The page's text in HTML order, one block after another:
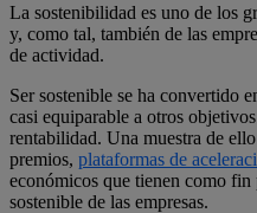
La sostenibilidad es uno de los
y, como tal, también de las
de actividad.
Ser sostenible se ha convertido
casi equiparable a otros
rentabilidad. Una muestra de
premios, plataformas de
económicos que tienen como
sostenible de las empresas.